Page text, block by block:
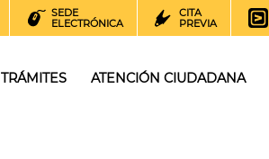
SEDE
ELECTRÓNICA
CITA
PREVIA
TRÁMITES ATENCIÓN CIUDADANA